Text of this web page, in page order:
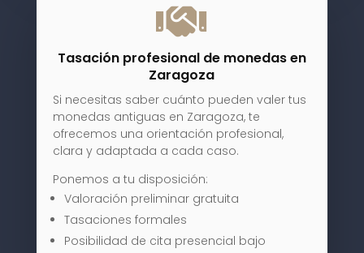

Tasación profesional de monedas en
Zaragoza
Si necesitas saber cuánto pueden valer tus
monedas antiguas en Zaragoza, te
ofrecemos una orientación profesional,
clara y adaptada a cada caso.
Ponemos a tu disposición:
Valoración preliminar gratuita
Tasaciones formales
Posibilidad de cita presencial bajo